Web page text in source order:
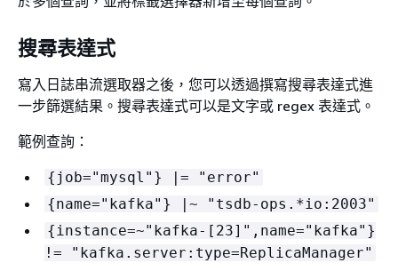
搜尋表達式
寫入日誌串流選取器之後，您可以透過撰寫搜尋表達式進
一步篩選結果。搜尋表達式可以是文字或 regex 表達式。
範例查詢：
{ job="mysql"} |= "error"
{name="kafka"} |~ "tsdb-ops.*io:2003"
{instance=~"kafka-[23]",name="kafka"}
!= "kafka.server:type=ReplicaManager"